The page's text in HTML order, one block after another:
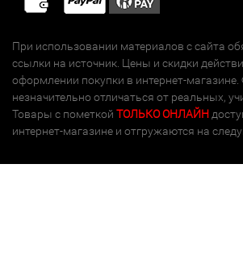
При использовании материалов с сайта
ссылки на источник. Цены и скидки
оформлении покупки в интернет-
незначительно отличаться от реальных,
Товары с пометкой ТОЛЬКО ОНЛАЙН
интернет-магазине и отгружаются на